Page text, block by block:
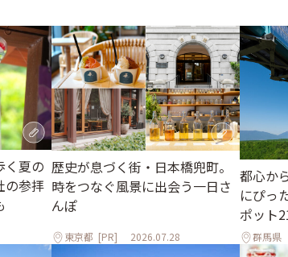
く夏の
の参拝
歴史が息づく街・日本橋兜町。
時をつなぐ風景に出会う一日さ
んぽ
東京都 [PR] 2026.07.28
都心か
にぴっ
ポット
群馬県